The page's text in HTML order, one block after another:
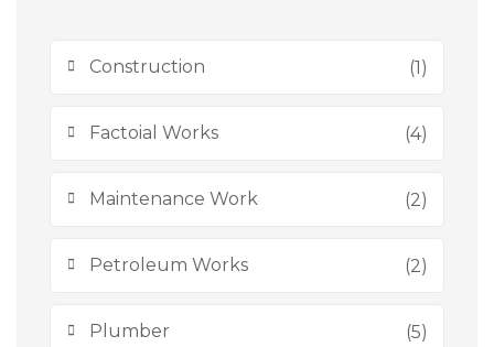
Construction (1)
Factoial Works (4)
Maintenance Work (2)
Petroleum Works (2)
Plumber (5)